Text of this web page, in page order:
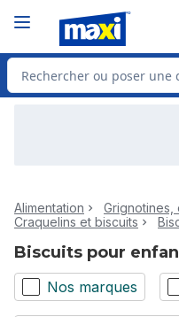
Rechercher des produits
Alimentation
Grignotines,
Craquelins et biscuits
Biscuits pour
Nos marques